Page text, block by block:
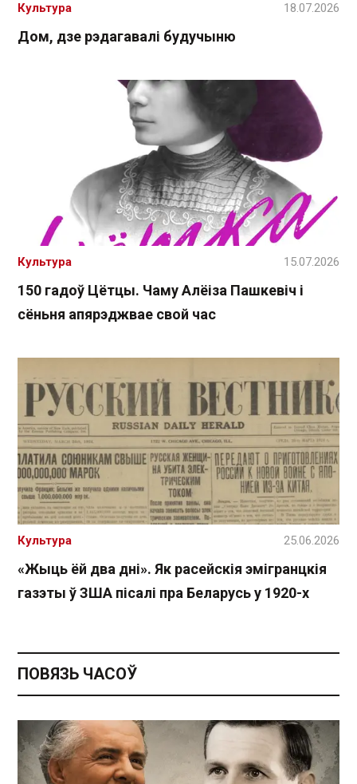
Дом, дзе рэдагавалі будучыню
Культура 18.07.2026
150 гадоў Цётцы. Чаму Алёіза Пашкевіч і
сёньня апярэджвае свой час
Культура 15.07.2026
«Жыць ёй два дні». Як расейскія эмігранцкія
газэты ў ЗША пісалі пра Беларусь у 1920-х
Культура 25.06.2026
ПОВЯЗЬ ЧАСОЎ